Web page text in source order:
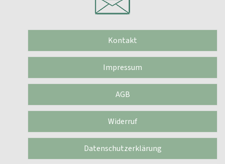
Kontakt
Impressum
AGB
Widerruf
Datenschutzerklärung